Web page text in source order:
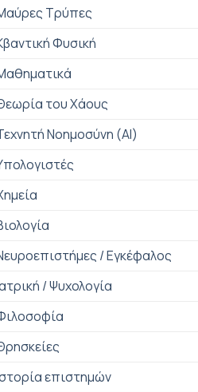
Τρύπες
Φυσική
του Χάους
Νοημοσύνη (AI)
/ Εγκέφαλος
/ Ψυχολογία
επιστημών